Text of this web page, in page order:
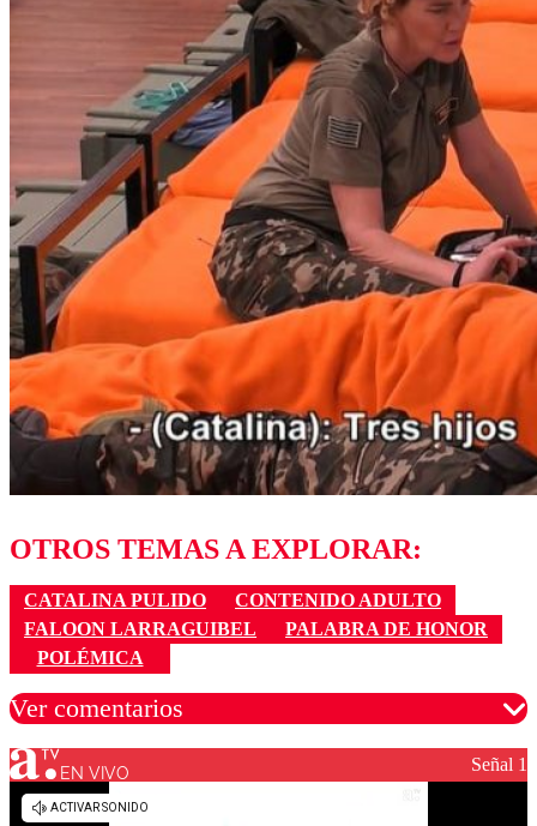
OTROS TEMAS A EXPLORAR:
CATALINA PULIDO
CONTENIDO ADULTO
FALOON LARRAGUIBEL
PALABRA DE HONOR
POLÉMICA
Ver comentarios
Los comentarios son moderados para garantizar un
EN VIVO Señal 1